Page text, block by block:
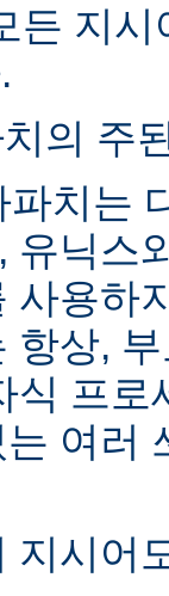
든 지
의 주
치는
유닉스
사용하
항상,
식 프로
여러
지시어